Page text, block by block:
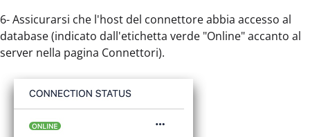
6- Assicurarsi che l'host del connettore abbia accesso al
database (indicato dall'etichetta verde "Online" accanto al
server nella pagina Connettori).